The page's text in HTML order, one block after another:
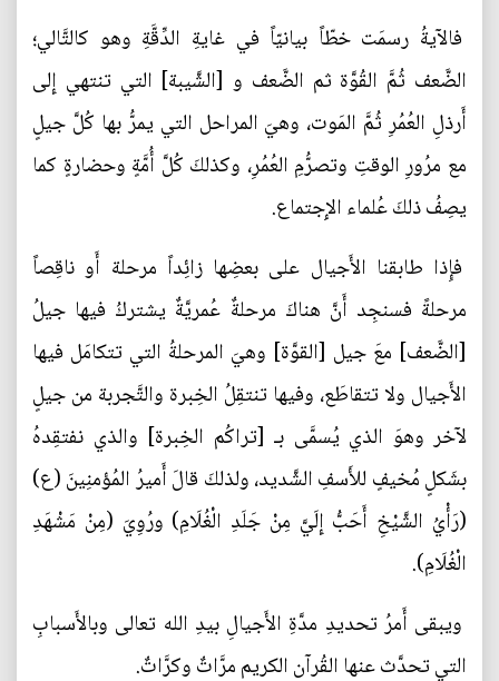
فالآيةُ رسمَت خطّاً بيانيّاً في غايةِ الدِّقَّةِ وهو كالتَّالي؛
الضَّعف ثُمَّ القُوَّة ثم الضَّعف و [الشَّيبة] التي تنتهي إِلى
أَرذلِ العُمُرِ ثُمَّ المَوت، وهيَ المراحل التي يمرُّ بها كُلَّ جيلٍ
مع مرُورِ الوقتِ وتصرُّمِ العُمُرِ، وكذلكَ كُلَّ أُمَّةٍ وحضارةٍ كما
يصِفُ ذلكَ عُلماء الإِجتماع.
فإِذا طابقنا الأَجيال على بعضِها زائِداً مرحلة أَو ناقِصاً
مرحلةً فسنجِد أَنَّ هناكَ مرحلةٌ عُمريَّةٌ يشتركُ فيها جيلُ
[الضَّعف] معَ جيل [القوَّة] وهيَ المرحلةُ التي تتكامَل فيها
الأَجيال ولا تتقاطَع، وفيها تنتقِلُ الخِبرة والتَّجربة من جيلٍ
لآخر وهوَ الذي يُسمَّى بـ [تراكُم الخِبرة] والذي نفتقِدهُ
بشَكلٍ مُخيفٍ للأَسفِ الشَّديد، ولذلكَ قالَ أَميرُ المُؤمنِينَ (ع)
(رَأْيُ الشَّيْخِ أَحَبُّ إِلَيَّ مِنْ جَلَدِ الْغُلَامِ) ورُوِيَ (مِنْ مَشْهَدِ
الْغُلَامِ).
ويبقى أَمرُ تحديدِ مدَّةِ الأَجيالِ بيدِ الله تعالى وبالأَسبابِ
التي تحدَّث عنها القُرآن الكريم مرَّاتٌ وكرَّاتٌ.